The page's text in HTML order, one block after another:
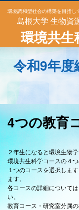
環境調和型社会の構築を目指し
島根大学 生物資
環境共生
令和9年度
4つの教育
２年生になると環境生物
環境共生科学コースの４
１つのコースを選択しま
ます。
各コースの詳細について
い。
教育コース・研究室分属